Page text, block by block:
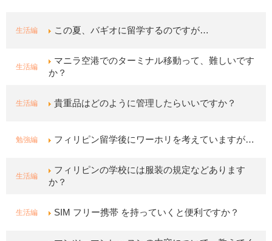
生活編 この夏、バギオに留学するのですが…
生活編
マニラ空港でのターミナル移動って、難しいです
か？
生活編 貴重品はどのように管理したらいいですか？
勉強編 フィリピン留学後にワーホリを考えていますが…
生活編
フィリピンの学校には服装の規定などあります
か？
生活編 SIM フリー携帯 を持っていくと便利ですか？